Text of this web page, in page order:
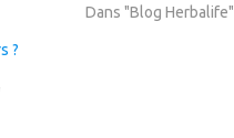
Dans "Blog Herbalife"
?